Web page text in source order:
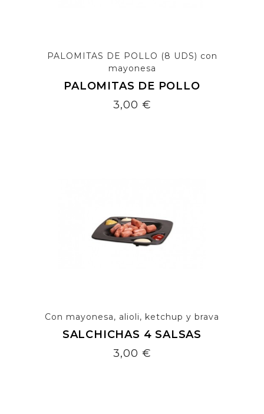
PALOMITAS DE POLLO (8 UDS) con
mayonesa
PALOMITAS DE POLLO
Precio
3,00 €
Con mayonesa, alioli, ketchup y brava
SALCHICHAS 4 SALSAS
Precio
3,00 €